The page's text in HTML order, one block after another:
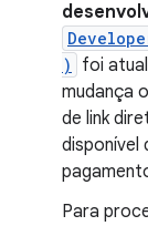
)
foi
mudança
de link
disponível
Para